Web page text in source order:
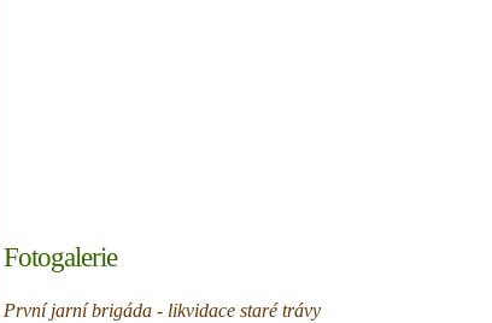
Fotogalerie
První jarní brigáda - likvidace staré trávy